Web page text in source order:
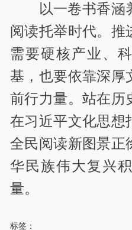
以一卷书香涵
阅读托举时代。推
需要硬核产业、
基，也要依靠深厚
前行力量。站在历
在习近平文化思想
全民阅读新图景正
华民族伟大复兴
量。
标签：